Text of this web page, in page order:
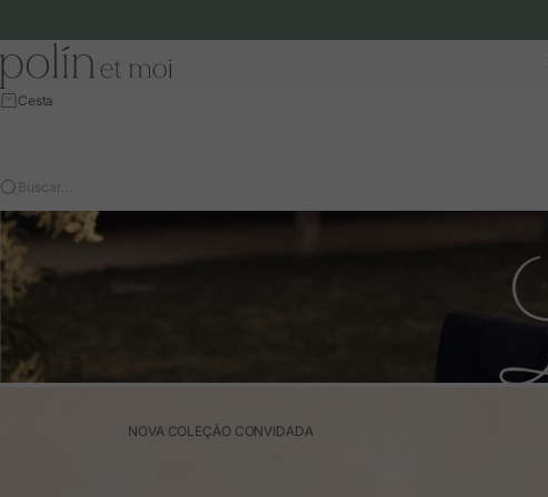
Polín et moi - EU
Cesta
Buscar…
NOVA COLEÇÃO CONVIDADA